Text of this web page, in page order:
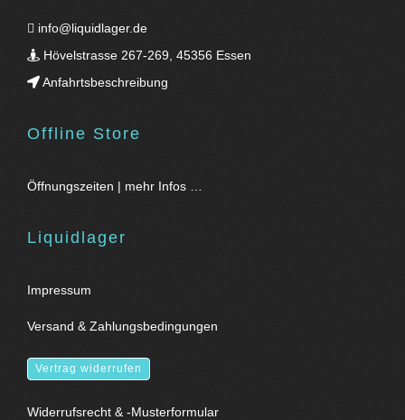
info@liquidlager.de
Hövelstrasse 267-269, 45356 Essen
Anfahrtsbeschreibung
Offline Store
Öffnungszeiten | mehr Infos …
Liquidlager
Impressum
Versand & Zahlungsbedingungen
Vertrag widerrufen
Widerrufsrecht & -Musterformular